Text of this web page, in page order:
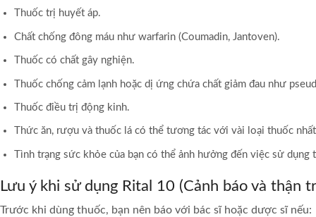
Thuốc trị huyết áp.
Chất chống đông máu như warfarin (Coumadin, Jantoven).
Thuốc có chất gây nghiện.
Thuốc chống cảm lạnh hoặc dị ứng chứa chất giảm đau như
Thuốc điều trị động kinh.
Thức ăn, rượu và thuốc lá có thể tương tác với vài loại thuốc
Tình trạng sức khỏe của bạn có thể ảnh hưởng đến việc sử
Lưu ý khi sử dụng Rital 10 (Cảnh báo và thận
Trước khi dùng thuốc, bạn nên báo với bác sĩ hoặc dược sĩ nếu: